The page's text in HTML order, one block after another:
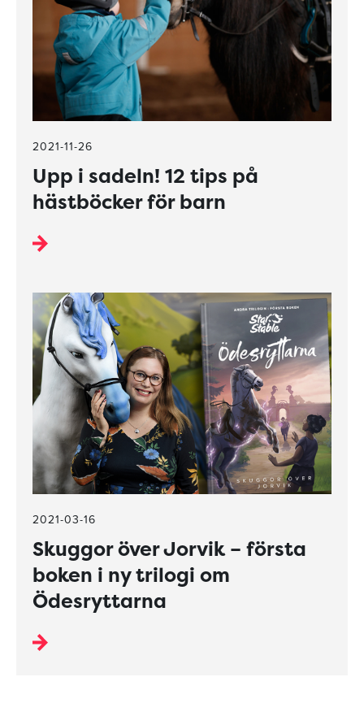
2021-11-26
Upp i sadeln! 12 tips på
hästböcker för barn
2021-03-16
Skuggor över Jorvik – första
boken i ny trilogi om
Ödesryttarna